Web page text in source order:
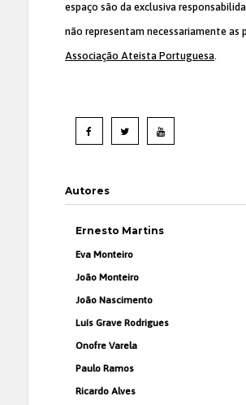
espaço são da exclusiva
não representam necessariamente as
Associação Ateísta Portuguesa.
Autores
Ernesto Martins
Eva Monteiro
João Monteiro
João Nascimento
Luís Grave Rodrigues
Onofre Varela
Paulo Ramos
Ricardo Alves